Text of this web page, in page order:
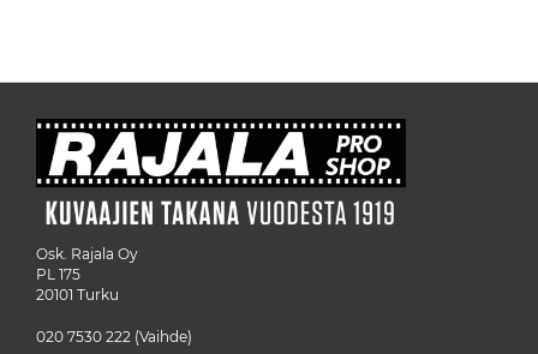
Osk. Rajala Oy
PL 175
20101 Turku
020 7530 222 (Vaihde)